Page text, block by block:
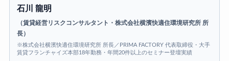
石川 龍明
（賃貸経営リスクコンサルタント・株式会社横濱快適住環境研究所 所
長）
※株式会社横濱快適住環境研究所 所長／PRIMA FACTORY 代表取締役・大手
賃貸フランチャイズ本部18年勤務・年間20件以上のセミナー登壇実績